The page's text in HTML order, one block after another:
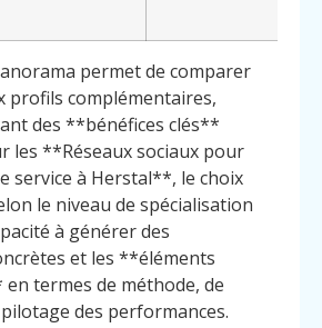
permet de comparer
profils complémentaires,
des **bénéfices clés**
les **Réseaux sociaux pour
service à Herstal**, le choix
le niveau de spécialisation
à générer des
et les **éléments
termes de méthode, de
des performances.